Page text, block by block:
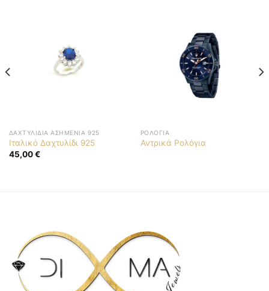
ΔΑΧΤΥΛΊΔΙΑ ΑΣΗΜΈΝΙΑ 925
Ιταλικό Δαχτυλίδι 925
45,00€
ΡΟΛΌΓΙΑ
Αντρικά Ρολόγια